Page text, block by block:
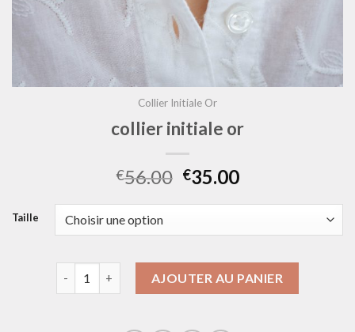
Collier Initiale Or
collier initiale or
€56.00 €35.00
Taille
AJOUTER AU PANIER